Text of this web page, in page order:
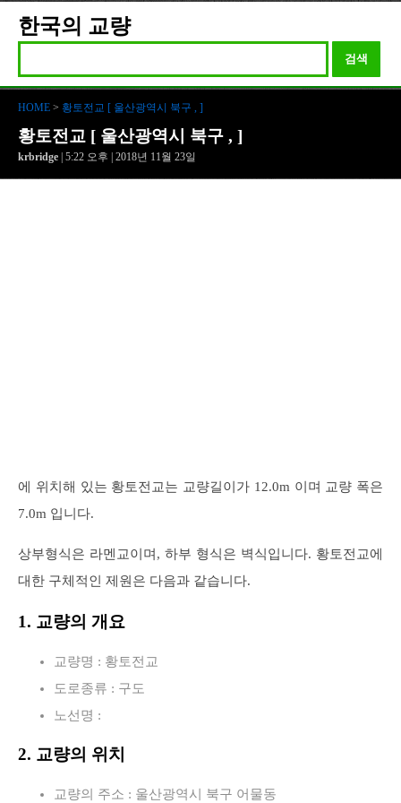
한국의 교량
검색
HOME > 황토전교 [ 울산광역시 북구 , ]
황토전교 [ 울산광역시 북구 , ]
krbridge | 5:22 오후 | 2018년 11월 23일
에 위치해 있는 황토전교는 교량길이가 12.0m 이며 교량 폭은
7.0m 입니다.
상부형식은 라멘교이며, 하부 형식은 벽식입니다. 황토전교에
대한 구체적인 제원은 다음과 같습니다.
1. 교량의 개요
교량명 : 황토전교
도로종류 : 구도
노선명 :
2. 교량의 위치
교량의 주소 : 울산광역시 북구 어물동